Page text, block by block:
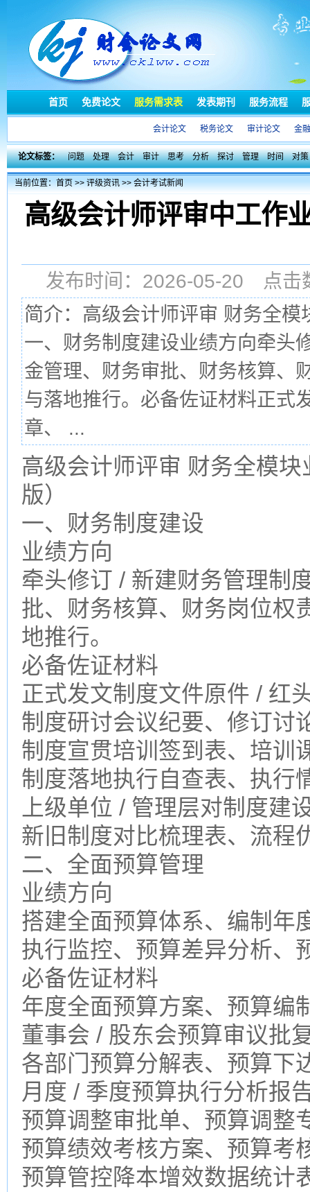
首页 免费论文 服务需求表 发表期刊 服务流程
会计论文 税务论文 审计论文 金
论文标签： 问题 处理 会计 审计 思考 分析 探讨 管理 时间 对策
当前位置：首页>>评级资讯>>会计考试新闻
高级会计师评审中工作
发布时间：2026-05-20 点
简介：高级会计师评审 财务全
一、财务制度建设业绩方向牵头
金管理、财务审批、财务核算、
与落地推行。必备佐证材料正式
章、 ...
高级会计师评审 财务全模
版）
一、财务制度建设
业绩方向
牵头修订 / 新建财务管理制
批、财务核算、财务岗位权
地推行。
必备佐证材料
正式发文制度文件原件 / 红
制度研讨会议纪要、修订讨
制度宣贯培训签到表、培训
制度落地执行自查表、执行
上级单位 / 管理层对制度建
新旧制度对比梳理表、流程
二、全面预算管理
业绩方向
搭建全面预算体系、编制年
执行监控、预算差异分析、
必备佐证材料
年度全面预算方案、预算编
董事会 / 股东会预算审议批
各部门预算分解表、预算下
月度 / 季度预算执行分析报
预算调整审批单、预算调整
预算绩效考核方案、预算考
预算管控降本增效数据统计